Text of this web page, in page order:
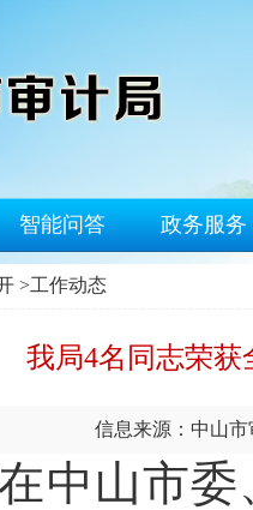
智能问答 政务服务
>工作动态
我局4名同志荣获
信息来源：中山市
山市委